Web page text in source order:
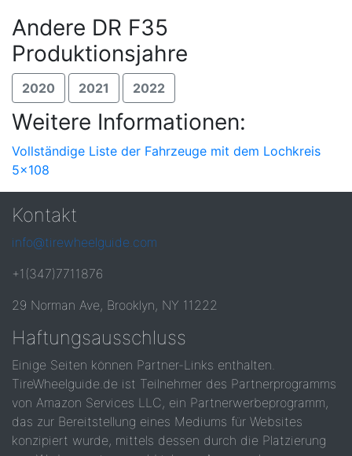
Andere DR F35
Produktionsjahre
2020 2021 2022
Weitere Informationen:
Vollständige Liste der Fahrzeuge mit dem Lochkreis
5x108
Kontakt
info@tirewheelguide.com
+1(347)7711876
29 Norman Ave, Brooklyn, NY 11222
Haftungsausschluss
Einige Seiten können Partner-Links enthalten.
TireWheelguide.de ist Teilnehmer des Partnerprogramms
von Amazon Services LLC, ein Partnerwerbeprogramm,
das zur Bereitstellung eines Mediums für Websites
konzipiert wurde, mittels dessen durch die Platzierung